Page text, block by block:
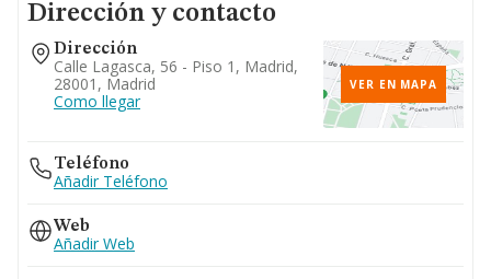
Dirección y contacto
Dirección
Calle Lagasca, 56 - Piso 1, Madrid,
28001, Madrid
Como llegar
VER EN MAPA
Teléfono
Añadir Teléfono
Web
Añadir Web